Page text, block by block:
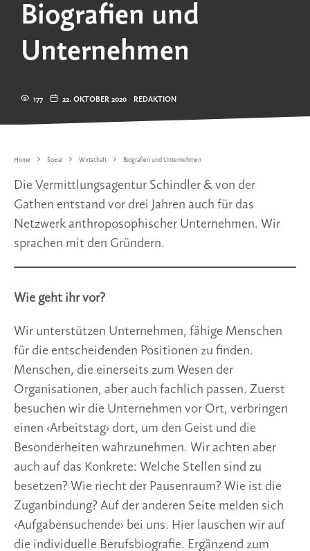
Biografien und
Unternehmen
REDAKTION
22. OKTOBER 2020
177
Home Sozial Wirtschaft Biografien und Unternehmen
Die Vermittlungsagentur Schindler & von der
Gathen entstand vor drei Jahren auch für das
Netzwerk anthroposophischer Unternehmen. Wir
sprachen mit den Gründern.
Wie geht ihr vor?
Wir unterstützen Unternehmen, fähige Menschen
für die entscheidenden Positionen zu finden.
Menschen, die einerseits zum Wesen der
Organisationen, aber auch fachlich passen. Zuerst
besuchen wir die Unternehmen vor Ort, verbringen
einen ‹Arbeitstag› dort, um den Geist und die
Besonderheiten wahrzunehmen. Wir achten aber
auch auf das Konkrete: Welche Stellen sind zu
besetzen? Wie riecht der Pausenraum? Wie ist die
Zuganbindung? Auf der anderen Seite melden sich
‹Aufgabensuchende› bei uns. Hier lauschen wir auf
die individuelle Berufsbiografie. Ergänzend zum